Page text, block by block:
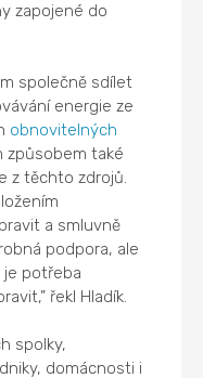
zapojené do
společně sdílet
energie ze
obnovitelných
způsobem také
z těchto zdrojů.
a smluvně
podpora, ale
je potřeba
řekl Hladík.
spolky,
domácnosti i